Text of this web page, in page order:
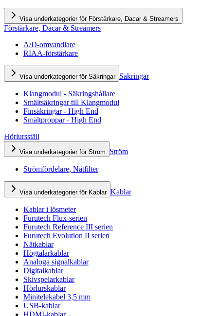
Visa underkategorier för Förstärkare, Dacar & Streamers
Förstärkare, Dacar & Streamers
A/D-omvandlare
RIAA-förstärkare
Visa underkategorier för Säkringar Säkringar
Klangmodul - Säkringshållare
Smältsäkringar till Klangmodul
Finsäkringar - High End
Smältproppar - High End
Hörlursställ
Visa underkategorier för Ström Ström
Strömfördelare, Nätfilter
Visa underkategorier för Kablar Kablar
Kablar i lösmeter
Furutech Flux-serien
Furutech Reference III serien
Furutech Evolution II serien
Nätkablar
Högtalarkablar
Analoga signalkablar
Digitalkablar
Skivspelarkablar
Hörlurskablar
Minitelekabel 3,5 mm
USB-kablar
HDMI-kablar